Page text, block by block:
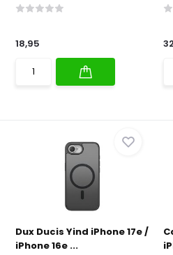
18,95
Dux Ducis Yind iPhone 17e /
iPhone 16e ...